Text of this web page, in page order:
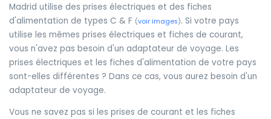
Madrid utilise des prises électriques et des fiches
d'alimentation de types C & F (voir images). Si votre pays
utilise les mêmes prises électriques et fiches de courant,
vous n'avez pas besoin d'un adaptateur de voyage. Les
prises électriques et les fiches d'alimentation de votre pays
sont-elles différentes ? Dans ce cas, vous aurez besoin d'un
adaptateur de voyage.
Vous ne savez pas si les prises de courant et les fiches